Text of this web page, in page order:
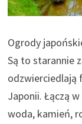
Ogrody
Są to starannie
odzwierciedlają
Japonii. Łączą
woda, kamień,